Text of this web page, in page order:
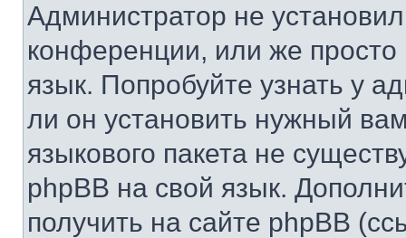
Администратор не
конференции, или же
язык. Попробуйте узнать у
ли он установить нужный
языкового пакета не
phpBB на свой язык.
получить на сайте phpBB